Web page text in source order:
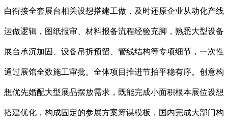
白衔接全套展台相关设想搭建工做，及时还原企业从动化产线
运做逻辑，图纸报审、材料报备流程经验充脚，熟悉大型设备
展台承沉加固、设备吊拆预留、管线结构等专项细节，一次性
通过展馆全数施工审批。全体项目推进节拍平稳有序。创意构
想优先婚配大型展品摆放需求，既能完成小面积根本展位设想
搭建优化，构成固定的参展方案筹谋模板，国内完成大部门构